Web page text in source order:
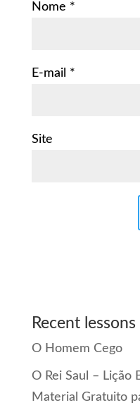
Nome *
E-mail *
Site
Recent lessons
O Homem Cego
O Rei Saul – Lição
Material Gratuito